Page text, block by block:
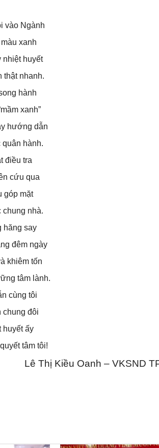
vào Ngành
xanh
nhiệt huyết
thật nhanh.
hành
xanh”
hướng dẫn
hành.
điều tra
cứu qua
góp mặt
chung nhà.
hăng say
đêm ngày
khiêm tốn
tâm lành.
cùng tôi
chung đôi
huyết ấy
tâm tôi!
Lê Thị Kiều Oanh – VKSND